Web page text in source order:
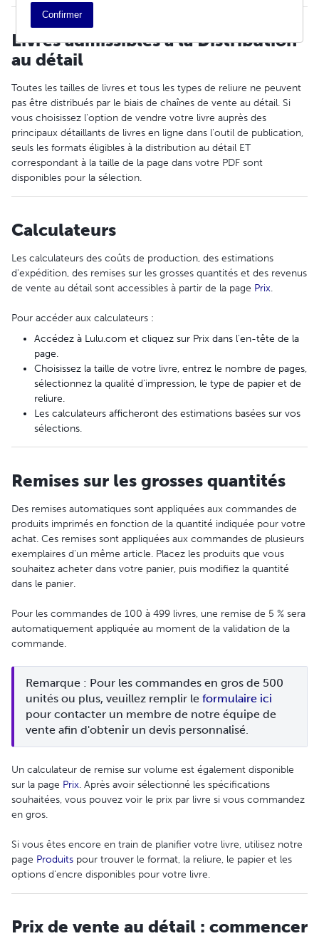
Livres admissibles à la Distribution
au détail
Toutes les tailles de livres et tous les types de reliure ne peuvent
pas être distribués par le biais de chaînes de vente au détail. Si
vous choisissez l'option de vendre votre livre auprès des
principaux détaillants de livres en ligne dans l'outil de publication,
seuls les formats éligibles à la distribution au détail ET
correspondant à la taille de la page dans votre PDF sont
disponibles pour la sélection.
Calculateurs
Les calculateurs des coûts de production, des estimations
d'expédition, des remises sur les grosses quantités et des revenus
de vente au détail sont accessibles à partir de la page Prix.
Pour accéder aux calculateurs :
Accédez à Lulu.com et cliquez sur Prix dans l'en-tête de la
page.
Choisissez la taille de votre livre, entrez le nombre de pages,
sélectionnez la qualité d'impression, le type de papier et de
reliure.
Les calculateurs afficheront des estimations basées sur vos
sélections.
Remises sur les grosses quantités
Des remises automatiques sont appliquées aux commandes de
produits imprimés en fonction de la quantité indiquée pour votre
achat. Ces remises sont appliquées aux commandes de plusieurs
exemplaires d'un même article. Placez les produits que vous
souhaitez acheter dans votre panier, puis modifiez la quantité
dans le panier.
Pour les commandes de 100 à 499 livres, une remise de 5 % sera
automatiquement appliquée au moment de la validation de la
commande.
Remarque : Pour les commandes en gros de 500
unités ou plus, veuillez remplir le formulaire ici
pour contacter un membre de notre équipe de
vente afin d'obtenir un devis personnalisé.
Un calculateur de remise sur volume est également disponible
sur la page Prix. Après avoir sélectionné les spécifications
souhaitées, vous pouvez voir le prix par livre si vous commandez
en gros.
Si vous êtes encore en train de planifier votre livre, utilisez notre
page Produits pour trouver le format, la reliure, le papier et les
options d'encre disponibles pour votre livre.
Prix de vente au détail : commencer
Confirmer